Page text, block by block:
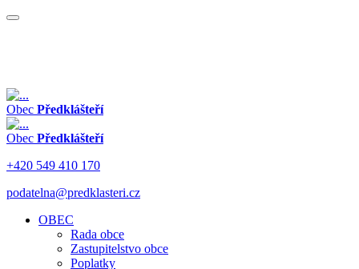
Obec Předklášteří
Obec Předklášteří
+420 549 410 170
podatelna@predklasteri.cz
OBEC
Rada obce
Zastupitelstvo obce
Poplatky